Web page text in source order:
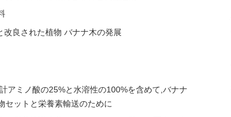
良された植物 バナナ木の発展
アミノ酸の25%と水溶性の100%を含めて,バナナ
セットと栄養素輸送のために